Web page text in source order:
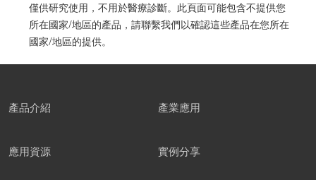
僅供研究使用，不用於醫療診斷。此頁面可能包含不提供您
所在國家/地區的產品，請聯繫我們以確認這些產品在您所在
國家/地區的提供。
產品介紹 產業應用
應用資源 實例分享